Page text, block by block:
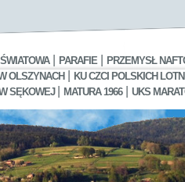
| PARAFIE
PRZEMYSŁ
OLSZYNACH|
KU CZCI POLSKICH
SĘKOWEJ MATURA 1966| UKS